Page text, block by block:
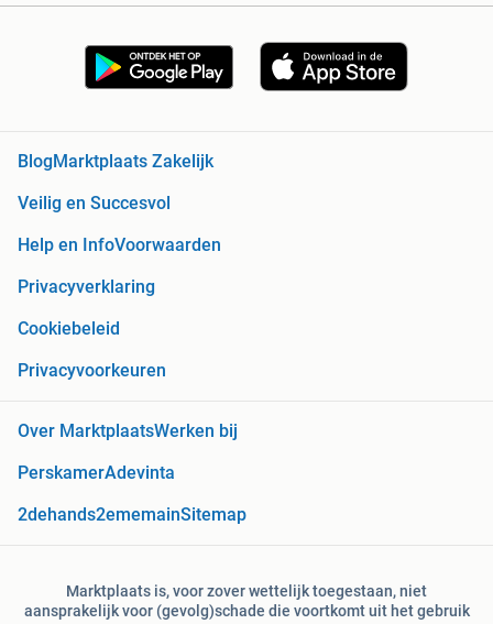
Blog Marktplaats Zakelijk
Veilig en Succesvol
Help en InfoVoorwaarden
Privacyverklaring
Cookiebeleid
Privacyvoorkeuren
Over MarktplaatsWerken bij
PerskamerAdevinta
2dehands2ememainSitemap
Marktplaats is, voor zover wettelijk toegestaan, niet
aansprakelijk voor (gevolg)schade die voortkomt uit het gebruik